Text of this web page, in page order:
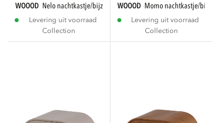
WOOOD nelo nachtkastje/bijzettafel hout...
Levering uit voorraad
Collection
WOOOD momo nachtkastje/
Levering uit voorraad
Collection